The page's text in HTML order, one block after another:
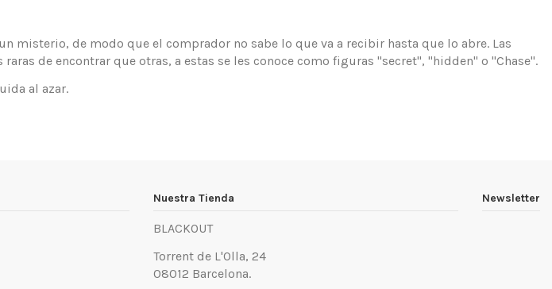
misterio, de modo que el comprador no sabe lo que va a recibir hasta que lo abre. Las
de encontrar que otras, a estas se les conoce como figuras "secret", "hidden" o "Chase".
al azar.
Nuestra Tienda
BLACKOUT
Torrent de L'Olla, 24
08012 Barcelona.
Newsletter